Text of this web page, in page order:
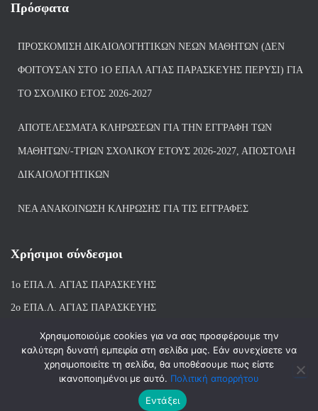
Πρόσφατα
ΠΡΟΣΚΌΜΙΣΗ ΔΙΚΑΙΟΛΟΓΗΤΙΚΏΝ ΝΈΩΝ ΜΑΘΗΤΏΝ (ΔΕΝ
ΦΟΙΤΟΎΣΑΝ ΣΤΟ 1Ο ΕΠΑΛ ΑΓΙΑΣ ΠΑΡΑΣΚΕΥΗΣ ΠΈΡΥΣΙ) ΓΙΑ
ΤΟ ΣΧΟΛΙΚΌ ΈΤΟΣ 2026-2027
ΑΠΟΤΕΛΈΣΜΑΤΑ ΚΛΗΡΏΣΕΩΝ ΓΙΑ ΤΗΝ ΕΓΓΡΑΦΉ ΤΩΝ
ΜΑΘΗΤΏΝ/-ΤΡΙΏΝ ΣΧΟΛΙΚΟΎ ΈΤΟΥΣ 2026-2027, ΑΠΟΣΤΟΛΉ
ΔΙΚΑΙΟΛΟΓΗΤΙΚΏΝ
ΝΕΑ ΑΝΑΚΟΙΝΩΣΗ ΚΛΗΡΩΣΗΣ ΓΙΑ ΤΙΣ ΕΓΓΡΑΦΕΣ
Χρήσιμοι σύνδεσμοι
1ο ΕΠΑ.Λ. ΑΓΙΑΣ ΠΑΡΑΣΚΕΥΗΣ
2ο ΕΠΑ.Λ. ΑΓΙΑΣ ΠΑΡΑΣΚΕΥΗΣ
1ο Ε.Κ. ΑΓΙΑΣ ΠΑΡΑΣΚΕΥΗΣ
ΒΙΒΛΙΟΘΗΚΗ 1ου & 2ου ΕΠΑΛ ΑΓΙΑΣ ΠΑΡΑΣΚΕΥΗΣ
Χρησιμοποιούμε cookies για να σας προσφέρουμε την
καλύτερη δυνατή εμπειρία στη σελίδα μας. Εάν συνεχίσετε να
χρησιμοποιείτε τη σελίδα, θα υποθέσουμε πως είστε
ικανοποιημένοι με αυτό. Πολιτική απορρήτου
Εντάξει